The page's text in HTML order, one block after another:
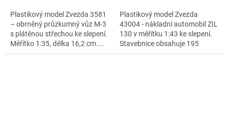
Plastikový model Zvezda 3581
– obrněný průzkumný vůz M-3
s plátěnou střechou ke slepení.
Měřítko 1:35, délka 16,2 cm....
Plastikový model Zvezda
43004 - nákladní automobil ZIL
130 v měřítku 1:43 ke slepení.
Stavebnice obsahuje 195
dílků,...